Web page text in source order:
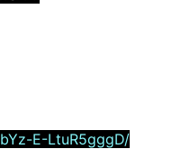
E-LtuR5gggD/